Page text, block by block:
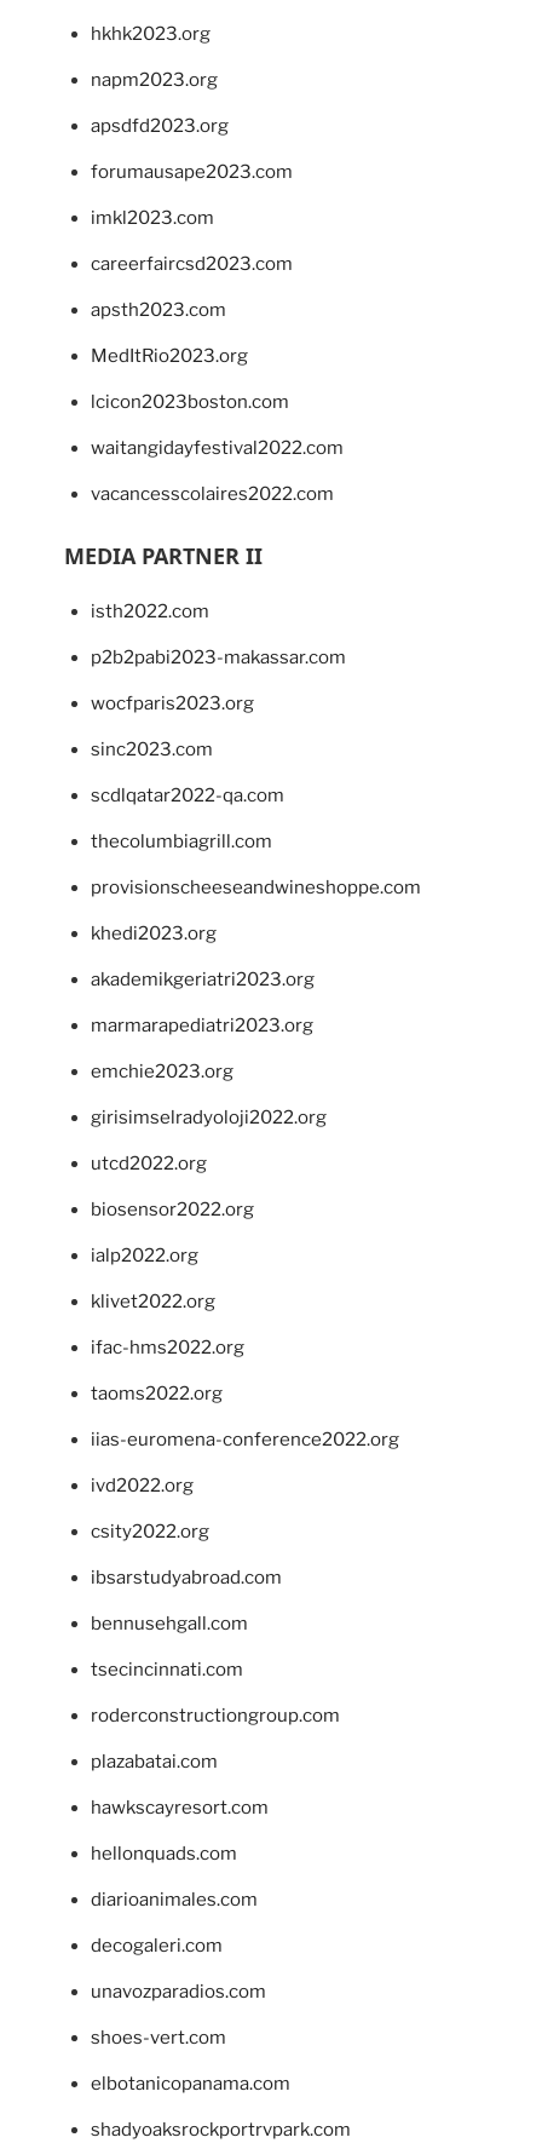
hkhk2023.org
napm2023.org
apsdfd2023.org
forumausape2023.com
imkl2023.com
careerfaircsd2023.com
apsth2023.com
MedItRio2023.org
lcicon2023boston.com
waitangidayfestival2022.com
vacancesscolaires2022.com
MEDIA PARTNER II
isth2022.com
p2b2pabi2023-makassar.com
wocfparis2023.org
sinc2023.com
scdlqatar2022-qa.com
thecolumbiagrill.com
provisionscheeseandwineshoppe.com
khedi2023.org
akademikgeriatri2023.org
marmarapediatri2023.org
emchie2023.org
girisimselradyoloji2022.org
utcd2022.org
biosensor2022.org
ialp2022.org
klivet2022.org
ifac-hms2022.org
taoms2022.org
iias-euromena-conference2022.org
ivd2022.org
csity2022.org
ibsarstudyabroad.com
bennusehgall.com
tsecincinnati.com
roderconstructiongroup.com
plazabatai.com
hawkscayresort.com
hellonquads.com
diarioanimales.com
decogaleri.com
unavozparadios.com
shoes-vert.com
elbotanicopanama.com
shadyoaksrockportrvpark.com